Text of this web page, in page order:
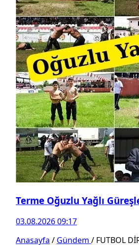
Terme Oğuzlu Yağlı
03.08.2026 09:17
Anasayfa / Gündem / FUTBOL